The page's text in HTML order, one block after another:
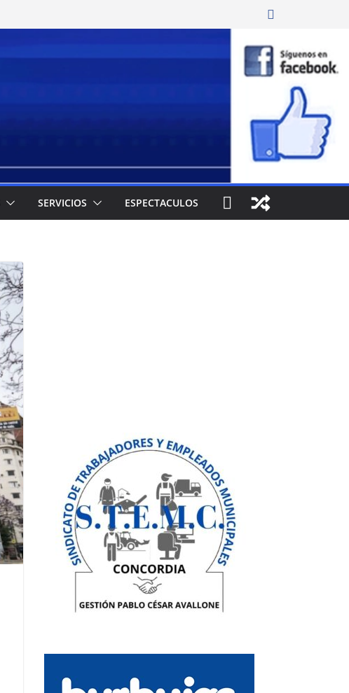
SERVICIOS ESPECTACULOS